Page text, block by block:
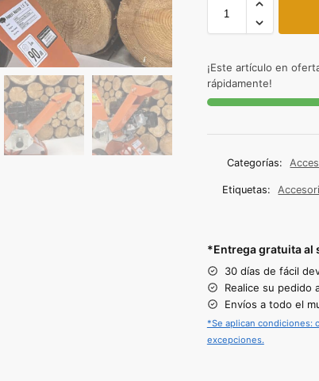
¡Este artículo en
rápidamente!
Categorías:
Etiquetas:
*Entrega gratuita al
30 días de fácil
Realice su pedido
Envíos a todo el
*Se aplican condiciones:
excepciones.